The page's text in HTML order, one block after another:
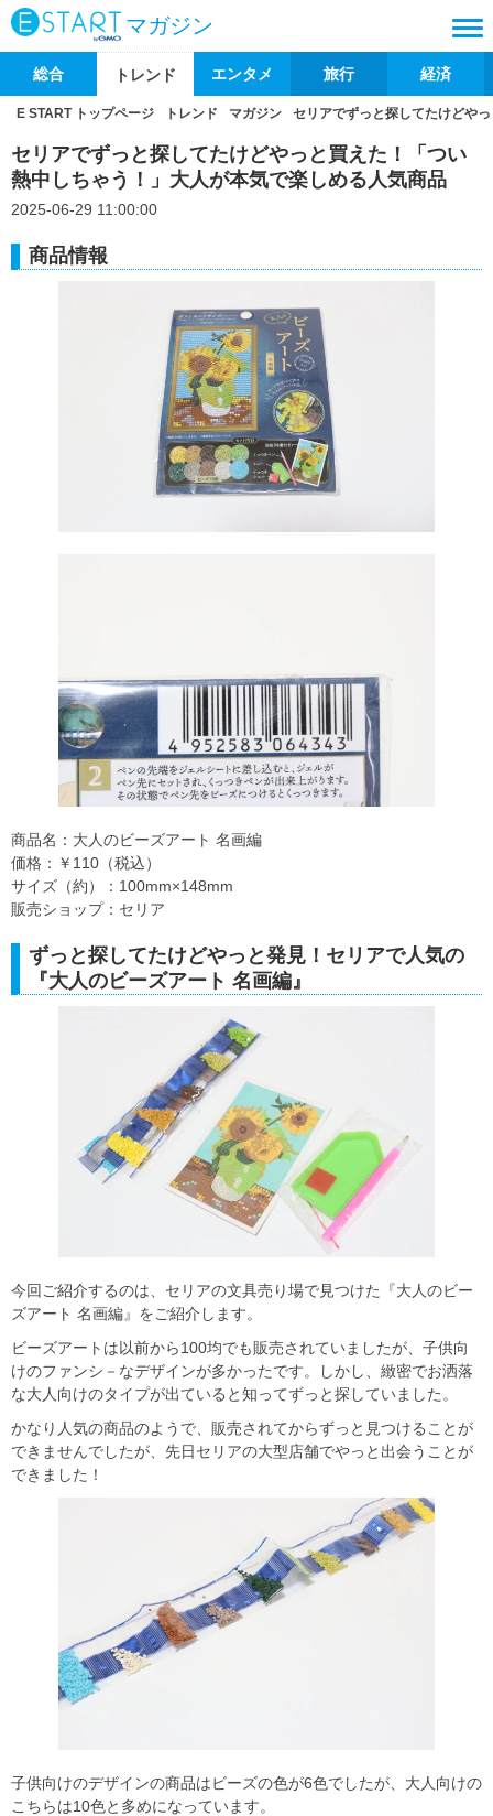
マガジン
総合 トレンド エンタメ 旅行 経済
E START トップページ トレンド マガジン セリアでずっと探してたけどや
セリアでずっと探してたけどやっと買えた！「つい
熱中しちゃう！」大人が本気で楽しめる人気商品
2025-06-29 11:00:00
商品情報
商品名：大人のビーズアート 名画編
価格：￥110（税込）
サイズ（約）：100mm×148mm
販売ショップ：セリア
ずっと探してたけどやっと発見！セリアで人気の
『大人のビーズアート 名画編』
今回ご紹介するのは、セリアの文具売り場で見つけた『大人のビー
ズアート 名画編』をご紹介します。
ビーズアートは以前から100均でも販売されていましたが、子供向
けのファンシ－なデザインが多かったです。しかし、緻密でお洒落
な大人向けのタイプが出ていると知ってずっと探していました。
かなり人気の商品のようで、販売されてからずっと見つけることが
できませんでしたが、先日セリアの大型店舗でやっと出会うことが
できました！
子供向けのデザインの商品はビーズの色が6色でしたが、大人向けの
こちらは10色と多めになっています。